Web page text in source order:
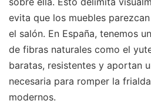
evita que los muebles
el salón. En España, tenemos
de fibras naturales como el
baratas, resistentes y aportan
necesaria para romper la
modernos.